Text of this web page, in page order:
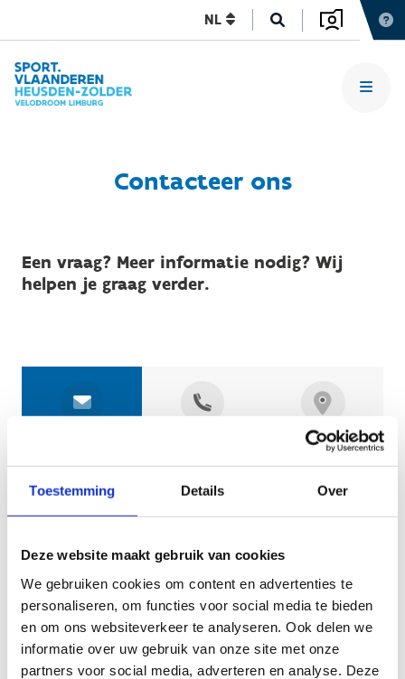
Toestemming Details Over
Deze website maakt gebruik van cookies
We gebruiken cookies om content en advertenties te
personaliseren, om functies voor social media te bieden
en om ons websiteverkeer te analyseren. Ook delen we
informatie over uw gebruik van onze site met onze
partners voor social media, adverteren en analyse. Deze
NL
Contacteer ons
Een vraag? Meer informatie nodig? Wij
helpen je graag verder.
Geef aan tot welk domein jouw vraag behoort